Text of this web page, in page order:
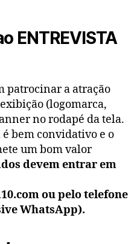
ENTREVISTA
patrocinar a atração
(logomarca,
no rodapé da tela.
bem convidativo e o
um bom valor
devem entrar em
ou pelo telefone
WhatsApp).